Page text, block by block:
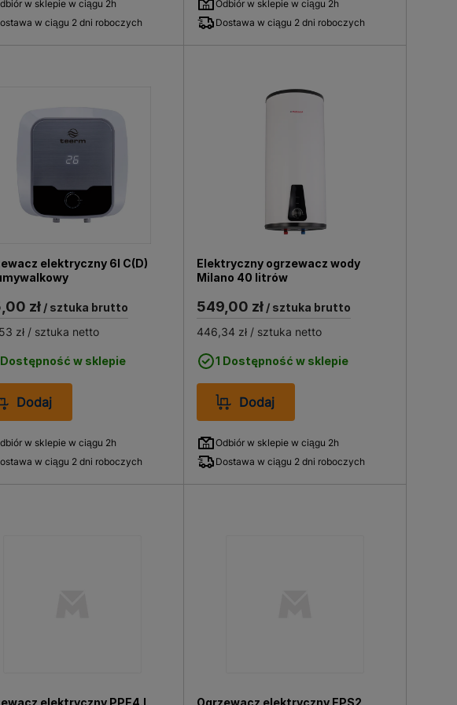
uwzględniać jednocześnie efektywność
się na obniżenie kosztów eksploatacji
obowiązujących norm i przepisów
rodzaju i miejsca instalacji.
włączając w to ochronę
które chronią urządzenie i instalację przed
zbiornika są kluczowe dla wydłużenia
pozwalają na efektywne i bezawaryjne
użytkownikom poszukującym
użytkowania oraz koszty eksploatacyjne. Przy
30–50 litrów, natomiast większe rodziny
ciepłą wodę rozważa się również większe
obejmuje produkty renomowanych
jakość i niezawodność oferowanych
w sklepie w ciągu 2h
w ciągu 2 dni roboczych
Odbiór w sklepie w ciągu 2h
Dostawa w ciągu 2 dni roboczych
elektryczny 6l C(D)
zł/ sztuka brutto
zł/ sztuka netto
Dostępność w sklepie
Dodaj
w sklepie w ciągu 2h
w ciągu 2 dni roboczych
Elektryczny ogrzewacz wody
Milano 40 litrów
549,00 zł / sztuka brutto
446,34 zł / sztuka netto
1 Dostępność w sklepie
Dodaj
Odbiór w sklepie w ciągu 2h
Dostawa w ciągu 2 dni roboczych